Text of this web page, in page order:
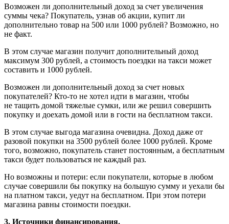
Возможен ли дополнительный доход за счет увеличения
суммы чека? Покупатель, узнав об акции, купит ли
дополнительно товар на 500 или 1000 рублей? Возможно, но
не факт.
В этом случае магазин получит дополнительный доход
максимум 300 рублей, а стоимость поездки на такси может
составить и 1000 рублей.
Возможен ли дополнительный доход за счет новых
покупателей? Кто-­то не хотел идти в магазин, чтобы
не тащить домой тяжелые сумки, или же решил совершить
покупку и доехать домой или в гости на бесплатном такси.
В этом случае выгода магазина очевидна. Доход даже от
разовой покупки на 3500 рублей более 1000 рублей. Кроме
того, возможно, покупатель станет постоянным, а бесплатным
такси будет пользоваться не каждый раз.
Но возможны и потери: если покупатели, которые в любом
случае совершили бы покупку на большую сум­му и уехали бы
на платном такси, уедут на бесплат­ном. При этом потери
магазина равны стоимости поездки.
3. Источники финансирования.